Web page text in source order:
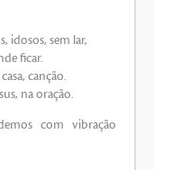
idosos, sem lar,
ficar.
canção.
na oração.
com vibração